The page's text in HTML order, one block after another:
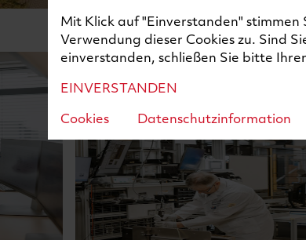
Produkte
Mit Klick auf "Einverstanden" stimmen
Verwendung dieser Cookies zu. Sind
einverstanden, schließen Sie bitte
EINVERSTANDEN
Cookies
Datenschutzinformation